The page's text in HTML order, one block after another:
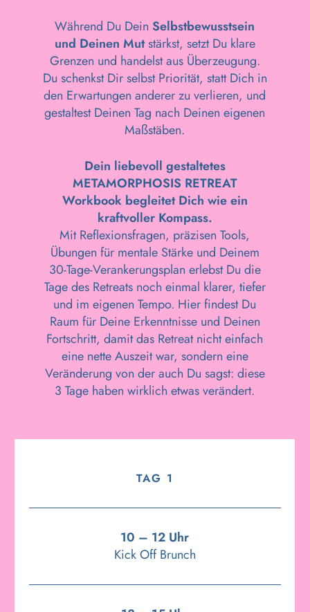
Während Du DeinSelbstbewusstsein
und Deinen Mutstärkst, setzt Du klare
Grenzen und handelst aus Überzeugung.
Du schenkst Dir selbst Priorität, statt Dich in
den Erwartungen anderer zu verlieren, und
gestaltest Deinen Tag nach Deinen eigenen
Maßstäben.
Dein liebevoll gestaltetes
METAMORPHOSIS RETREAT
Workbook begleitet Dich wie ein
kraftvoller Kompass.
Mit Reflexionsfragen, präzisen Tools,
Übungen für mentale Stärke und Deinem
30‑Tage‑Verankerungsplan erlebst Du die
Tage des Retreats noch einmal klarer, tiefer
und im eigenen Tempo. Hier findest Du
Raum für Deine Erkenntnisse und Deinen
Fortschritt, damit das Retreat nicht einfach
eine nette Auszeit war, sondern eine
Veränderung von der auch Du sagst: diese
3 Tage haben wirklich etwas verändert.
TAG 1
10 – 12 Uhr
Kick Off Brunch